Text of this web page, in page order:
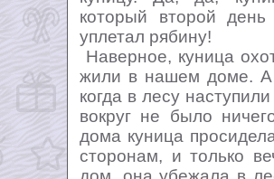
который второй
уплетал рябину!
Наверное, куница
жили в нашем доме. А
когда в лесу
вокруг не было
дома куница
сторонам, и только